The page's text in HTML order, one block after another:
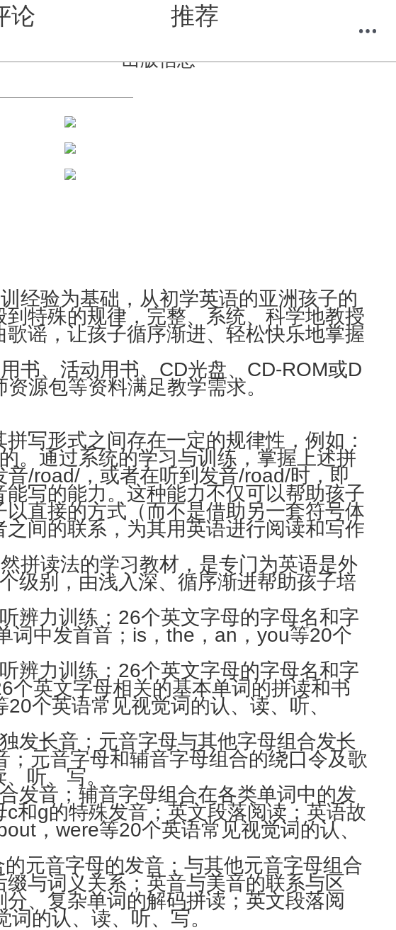
论 推荐
出版信息
经验为基础，从初学英语的亚洲孩子的
特殊的规律，完整、系统、科学地教授
谣，让孩子循序渐进、轻松快乐地掌握
书、活动用书、CD光盘、CD-ROM或D
源包等资料满足教学需求。
写形式之间存在一定的规律性，例如：
。通过系统的学习与训练，掌握上述拼
/road/，或者在听到发音/road/时，即
写的能力。这种能力不仅可以帮助孩子
直接的方式（而不是借助另一套符号体
间的联系，为其用英语进行阅读和写作
拼读法的学习教材，是专门为英语是外
级别，由浅入深、循序渐进帮助孩子培
辨力训练；26个英文字母的字母名和字
词中发首音；is，the，an，you等20个
辨力训练；26个英文字母的字母名和字
个英文字母相关的基本单词的拼读和书
个英语常见视觉词的认、读、听、
发长音；元音字母与其他字母组合发长
元音字母和辅音字母组合的绕口令及歌
听、写。
发音；辅音字母组合在各类单词中的发
和g的特殊发音；英文段落阅读；英语故
，were等20个英语常见视觉词的认、
元音字母的发音；与其他元音字母组合
与词义关系；英音与美音的联系与区
、复杂单词的解码拼读；英文段落阅
的认、读、听、写。